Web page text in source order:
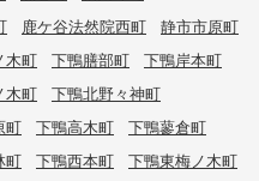
鹿ケ谷法然院西町
静市市原町
木町 下鴨膳部町
下鴨岸本町
木町
下鴨北野々神町
町 下鴨高木町
下鴨蓼倉町
町 下鴨西本町
下鴨東梅ノ木町